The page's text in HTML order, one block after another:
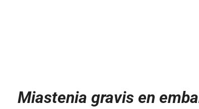
Miastenia gravis en